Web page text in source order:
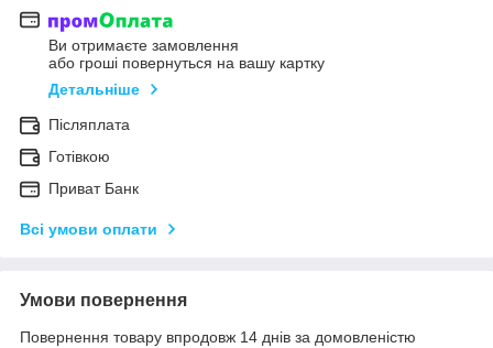
Ви отримаєте замовлення
або гроші повернуться на вашу картку
Детальніше
Післяплата
Готівкою
Приват Банк
Всі умови оплати
Умови повернення
Повернення товару впродовж 14 днів за домовленістю